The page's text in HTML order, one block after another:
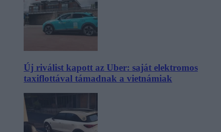
Új riválist kapott az Uber: saját elektromos
taxiflottával támadnak a vietnámiak